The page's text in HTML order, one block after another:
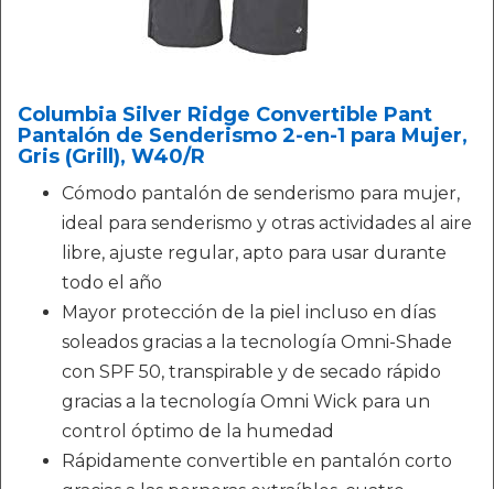
Columbia Silver Ridge Convertible Pant
Pantalón de Senderismo 2-en-1 para Mujer,
Gris (Grill), W40/R
Cómodo pantalón de senderismo para mujer,
ideal para senderismo y otras actividades al aire
libre, ajuste regular, apto para usar durante
todo el año
Mayor protección de la piel incluso en días
soleados gracias a la tecnología Omni-Shade
con SPF 50, transpirable y de secado rápido
gracias a la tecnología Omni Wick para un
control óptimo de la humedad
Rápidamente convertible en pantalón corto